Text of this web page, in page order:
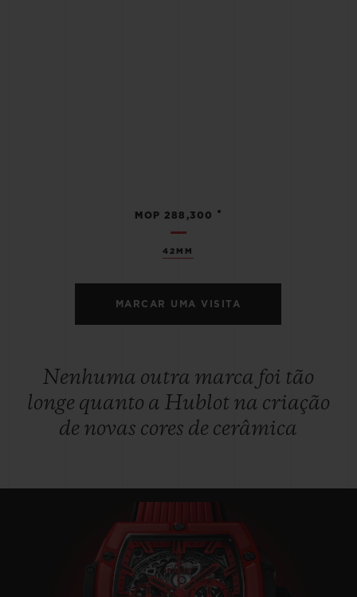
42MM
MOP 288,300 •
MARCAR UMA VISITA
Nenhuma outra marca foi tão
longe quanto a Hublot na criação
de novas cores de cerâmica